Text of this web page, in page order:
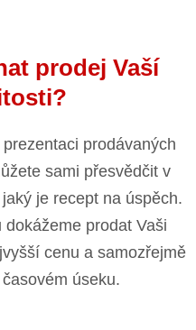
prodej Vaší
prodávaných
sami přesvědčit v
je recept na úspěch.
prodat Vaši
cenu a samozřejmě
úseku.